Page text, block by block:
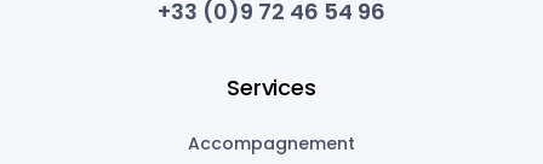
+33 (0)9 72 46 54 96
Services
Accompagnement